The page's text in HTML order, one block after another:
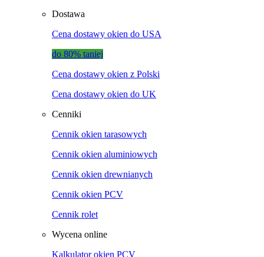
Dostawa
Cena dostawy okien do USA
do 80% taniej
Cena dostawy okien z Polski
Cena dostawy okien do UK
Cenniki
Cennik okien tarasowych
Cennik okien aluminiowych
Cennik okien drewnianych
Cennik okien PCV
Cennik rolet
Wycena online
Kalkulator okien PCV